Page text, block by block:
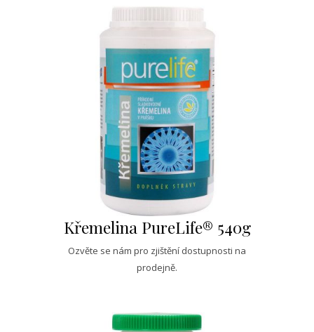
Křemelina PureLife® 540g
Ozvěte se nám pro zjištění dostupnosti na
prodejně.